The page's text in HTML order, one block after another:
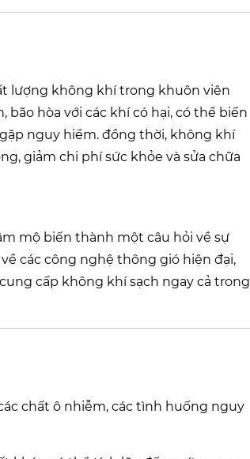
lượng không khí trong khuôn viên
hòa với các khí có hại, có thể biến
nguy hiểm. đồng thời, không khí
giảm chi phí sức khỏe và sửa chữa
mộ biến thành một câu hỏi về sự
các công nghệ thông gió hiện đại,
cấp không khí sạch ngay cả trong
chất ô nhiễm, các tình huống nguy